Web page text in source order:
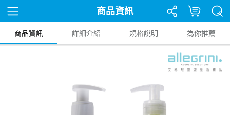
商品資訊
商品資訊 詳細介紹 規格說明 為你推薦